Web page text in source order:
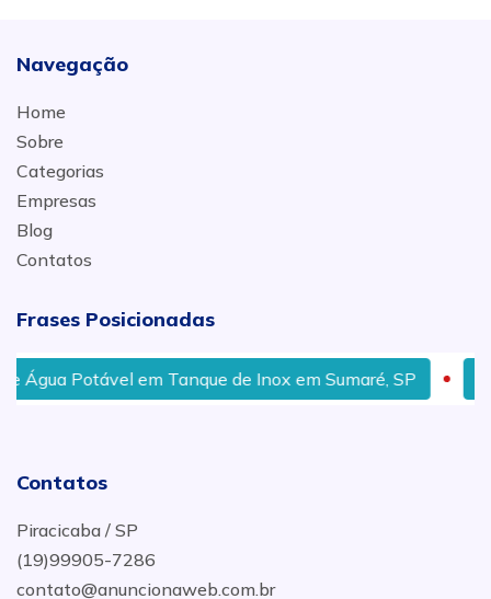
Navegação
Home
Sobre
Categorias
Empresas
Blog
Contatos
Frases Posicionadas
em Tanque de Inox em Sumaré, SP Fornecedor de
Contatos
Piracicaba / SP
(19)99905-7286
contato@anuncionaweb.com.br